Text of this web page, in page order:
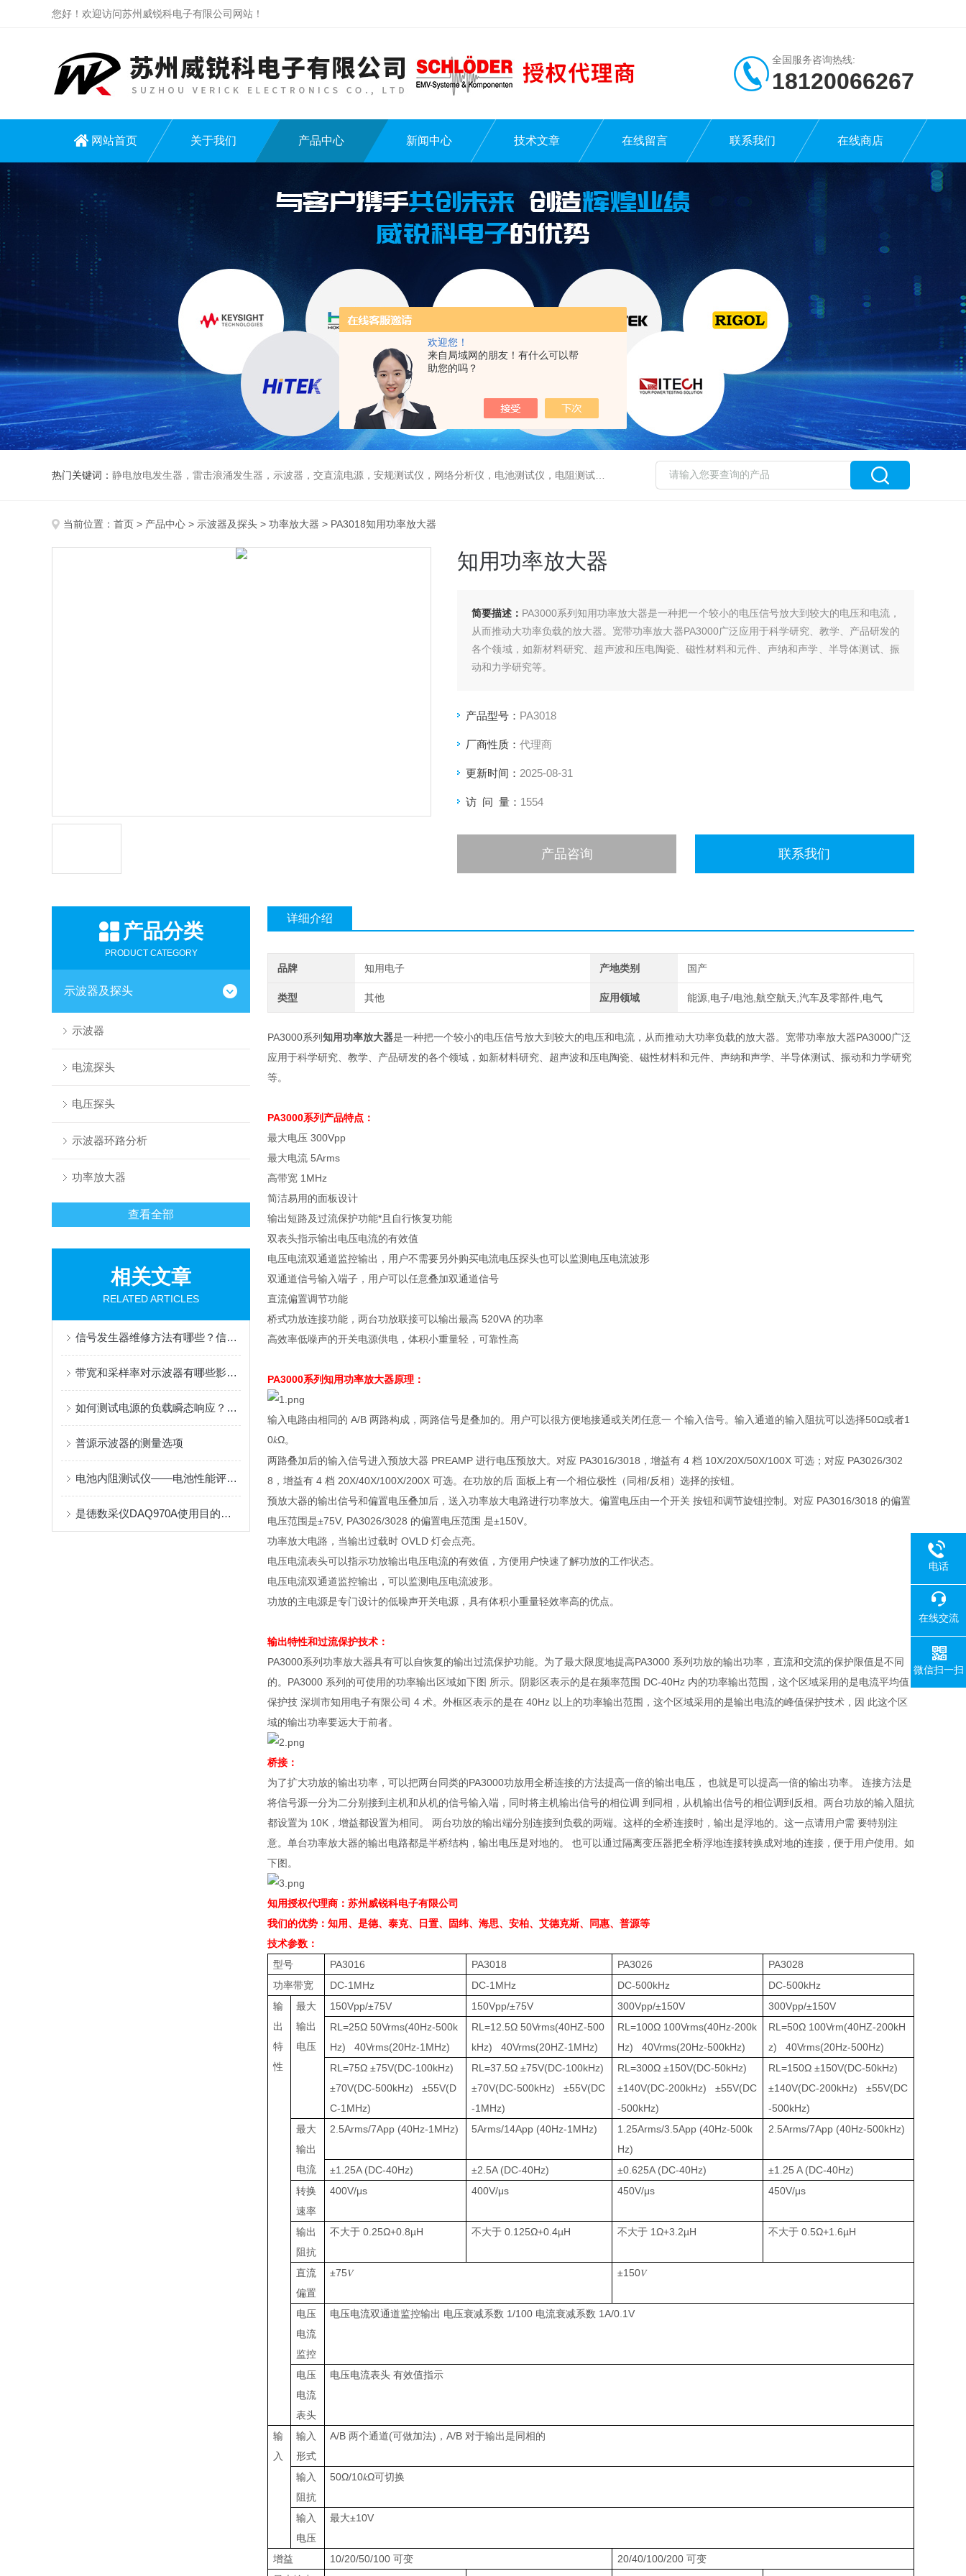
欢迎您！
来自局域网的朋友！有什么可以帮
助您的吗？
您好！欢迎访问苏州威锐科电子有限公司网站！
全国服务咨询热线:
18120066267
网站首页 关于我们 产品中心 新闻中心 技术文章 在线留言 联系我们 在线商店
热门关键词： 静电放电发生器，雷击浪涌发生器，示波器，交直流电源，安规测试仪，网络分析仪，电池测试仪，电阻测试仪，数据采集仪
当前位置： 首页 > 产品中心 > 示波器及探头 > 功率放大器 > PA3018知用功率放大器
知用功率放大器
简要描述： PA3000系列知用功率放大器是一种把一个较小的电压信号放大到较大的电压和电流，
从而推动大功率负载的放大器。宽带功率放大器PA3000广泛应用于科学研究、教学、产品研发的
各个领域，如新材料研究、超声波和压电陶瓷、磁性材料和元件、声纳和声学、半导体测试、振
动和力学研究等。
产品型号： PA3018
厂商性质： 代理商
更新时间： 2025-08-31
访 问 量： 1554
产品咨询 联系我们
产品分类
PRODUCT CATEGORY
示波器及探头
示波器
电流探头
电压探头
示波器环路分析
功率放大器
查看全部
相关文章
RELATED ARTICLES
信号发生器维修方法有哪些？信号发生器维修案例分享
带宽和采样率对示波器有哪些影响？
如何测试电源的负载瞬态响应？测试电源负载瞬态响应有哪些方法？
普源示波器的测量选项
电池内阻测试仪——电池性能评估的关键工具
是德数采仪DAQ970A使用目的详解
详细介绍
品牌 知用电子 产地类别 国产
类型 其他 应用领域 能源,电子/电池,航空航天,汽车及零部件,电气
PA3000系列知用功率放大器是一种把一个较小的电压信号放大到较大的电压和电流，从而推动大功率负载的放大器。宽带功率放大器PA3000广泛
应用于科学研究、教学、产品研发的各个领域，如新材料研究、超声波和压电陶瓷、磁性材料和元件、声纳和声学、半导体测试、振动和力学研究
等。
PA3000系列产品特点：
最大电压 300Vpp
最大电流 5Arms
高带宽 1MHz
简洁易用的面板设计
输出短路及过流保护功能*且自行恢复功能
双表头指示输出电压电流的有效值
电压电流双通道监控输出，用户不需要另外购买电流电压探头也可以监测电压电流波形
双通道信号输入端子，用户可以任意叠加双通道信号
直流偏置调节功能
桥式功放连接功能，两台功放联接可以输出最高 520VA 的功率
高效率低噪声的开关电源供电，体积小重量轻，可靠性高
PA3000系列知用功率放大器原理：
输入电路由相同的 A/B 两路构成，两路信号是叠加的。用户可以很方便地接通或关闭任意一 个输入信号。输入通道的输入阻抗可以选择50Ω或者1
0𝑘Ω。
两路叠加后的输入信号进入预放大器 PREAMP 进行电压预放大。对应 PA3016/3018 ，增益有 4 档 10X/20X/50X/100X 可选；对应 PA3026/302
8 ，增益有 4 档 20X/40X/100X/200X 可选。在功放的后 面板上有一个相位极性（同相/反相）选择的按钮。
预放大器的输出信号和偏置电压叠加后，送入功率放大电路进行功率放大。偏置电压由一个开关 按钮和调节旋钮控制。对应 PA3016/3018 的偏置
电压范围是±75V, PA3026/3028 的偏置电压范围 是±150V。
功率放大电路，当输出过载时 OVLD 灯会点亮。
电压电流表头可以指示功放输出电压电流的有效值，方便用户快速了解功放的工作状态。
电压电流双通道监控输出，可以监测电压电流波形。
功放的主电源是专门设计的低噪声开关电源，具有体积小重量轻效率高的优点。
输出特性和过流保护技术：
PA3000系列功率放大器具有可以自恢复的输出过流保护功能。为了最大限度地提高PA3000 系列功放的输出功率，直流和交流的保护限值是不同
的。 PA3000 系列的可使用的功率输出区域如下图 所示。阴影区表示的是在频率范围 DC-40Hz 内的功率输出范围，这个区域采用的是电流平均值
保护技 深圳市知用电子有限公司 4 术。外框区表示的是在 40Hz 以上的功率输出范围，这个区域采用的是输出电流的峰值保护技术，因 此这个区
域的输出功率要远大于前者。
桥接：
为了扩大功放的输出功率，可以把两台同类的PA3000功放用全桥连接的方法提高一倍的输出电压， 也就是可以提高一倍的输出功率。 连接方法是
将信号源一分为二分别接到主机和从机的信号输入端，同时将主机输出信号的相位调 到同相，从机输出信号的相位调到反相。两台功放的输入阻抗
都设置为 10K ，增益都设置为相同。 两台功放的输出端分别连接到负载的两端。这样的全桥连接时，输出是浮地的。这一点请用户需 要特别注
意。单台功率放大器的输出电路都是半桥结构，输出电压是对地的。 也可以通过隔离变压器把全桥浮地连接转换成对地的连接，便于用户使用。如
下图。
知用授权代理商：苏州威锐科电子有限公司
我们的优势：知用、是德、泰克、日置、固纬、海思、安柏、艾德克斯、同惠、普源等
技术参数：
型号
PA3016 PA3018 PA3026
PA3028
功率带宽
DC-1MHz DC-1MHz DC-500kHz
DC-500kHz
输
出
特
性
最大
输出
电压
150Vpp/±75V 150Vpp/±75V 300Vpp/±150V
300Vpp/±150V
RL=25Ω 50Vrms(40Hz-500k
Hz) 40Vrms(20Hz-1MHz)
RL=12.5Ω 50Vrms(40HZ-500
kHz) 40Vrms(20HZ-1MHz)
RL=100Ω 100Vrms(40Hz-200k
Hz) 40Vrms(20Hz-500kHz)
RL=50Ω 100Vrm(40HZ-200kH
z) 40Vrms(20Hz-500Hz)
RL=75Ω ±75V(DC-100kHz)
±70V(DC-500kHz) ±55V(D
C-1MHz)
RL=37.5Ω ±75V(DC-100kHz)
±70V(DC-500kHz) ±55V(DC
-1MHz)
RL=300Ω ±150V(DC-50kHz)
±140V(DC-200kHz) ±55V(DC
-500kHz)
RL=150Ω ±150V(DC-50kHz)
±140V(DC-200kHz) ±55V(DC
-500kHz)
最大
输出
电流
2.5Arms/7App (40Hz-1MHz) 5Arms/14App (40Hz-1MHz)
1.25Arms/3.5App (40Hz-500k
Hz)
2.5Arms/7App (40Hz-500kHz)
±1.25A (DC-40Hz) ±2.5A (DC-40Hz) ±0.625A (DC-40Hz)
±1.25 A (DC-40Hz)
转换
速率
400V/μs 400V/μs 450V/μs 450V/μs
输出
阻抗
不大于 0.25Ω+0.8µH 不大于 0.125Ω+0.4µH 不大于 1Ω+3.2µH 不大于 0.5Ω+1.6µH
直流
偏置
±75𝑉 ±150𝑉
电压
电流
监控
电压电流双通道监控输出 电压衰减系数 1/100 电流衰减系数 1A/0.1V
电压
电流
表头
电压电流表头 有效值指示
输
入
输入
形式
A/B 两个通道(可做加法) ， A/B 对于输出是同相的
输入
阻抗
50Ω/10𝑘Ω可切换
输入
电压
最大±10V
增益 10/20/50/100 可变 20/40/100/200 可变
电话
在线交流
微信扫一扫